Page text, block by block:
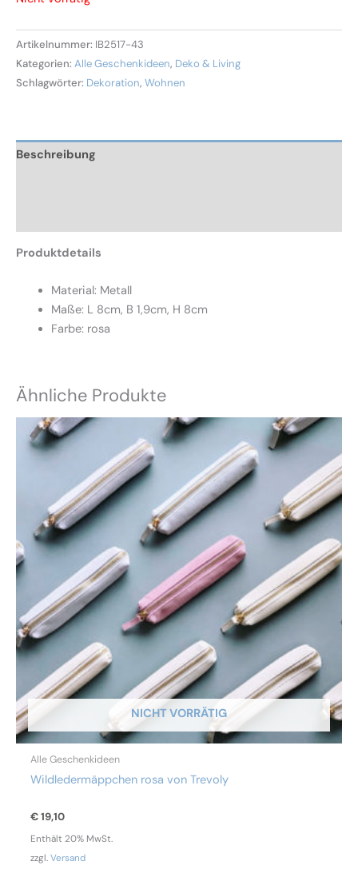
Artikelnummer: IB2517-43
Kategorien: Alle Geschenkideen, Deko & Living
Schlagwörter: Dekoration, Wohnen
Beschreibung
Produktdetails
Material: Metall
Maße: L 8cm, B 1,9cm, H 8cm
Farbe: rosa
Ähnliche Produkte
NICHT VORRÄTIG
Alle Geschenkideen
Wildledermäppchen rosa von Trevoly
€19,10
Enthält 20% MwSt.
zzgl.Versand